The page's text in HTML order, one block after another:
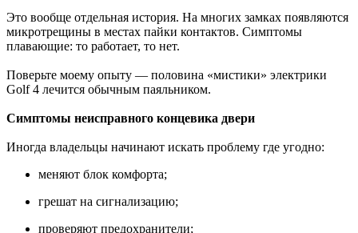
Это вообще отдельная история. На многих замках появляются
микротрещины в местах пайки контактов. Симптомы
плавающие: то работает, то нет.
Поверьте моему опыту — половина «мистики» электрики
Golf 4 лечится обычным паяльником.
Симптомы неисправного концевика двери
Иногда владельцы начинают искать проблему где угодно:
меняют блок комфорта;
грешат на сигнализацию;
проверяют предохранители;